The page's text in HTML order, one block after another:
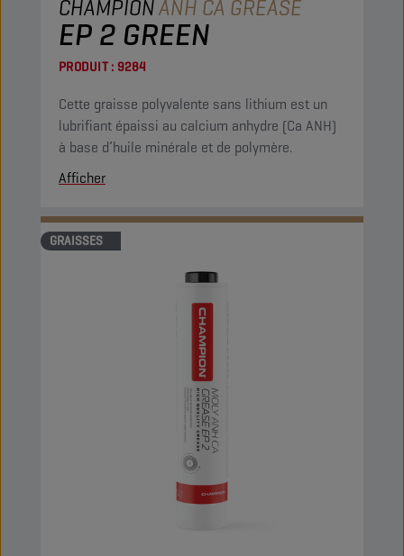
CHAMPIONANH CA GREASE
EP 2 GREEN
PRODUIT : 9284
Cette graisse polyvalente sans lithium est un
lubrifiant épaissi au calcium anhydre (Ca ANH)
à base d’huile minérale et de polymère.
Afficher
GRAISSES